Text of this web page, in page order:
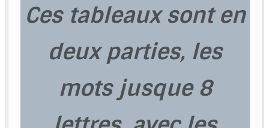
Ces tableaux sont en
deux parties, les
mots jusque 8